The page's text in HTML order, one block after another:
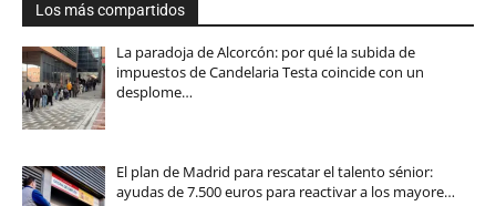
Los más compartidos
La paradoja de Alcorcón: por qué la subida de
impuestos de Candelaria Testa coincide con un
desplome…
El plan de Madrid para rescatar el talento sénior:
ayudas de 7.500 euros para reactivar a los mayore…